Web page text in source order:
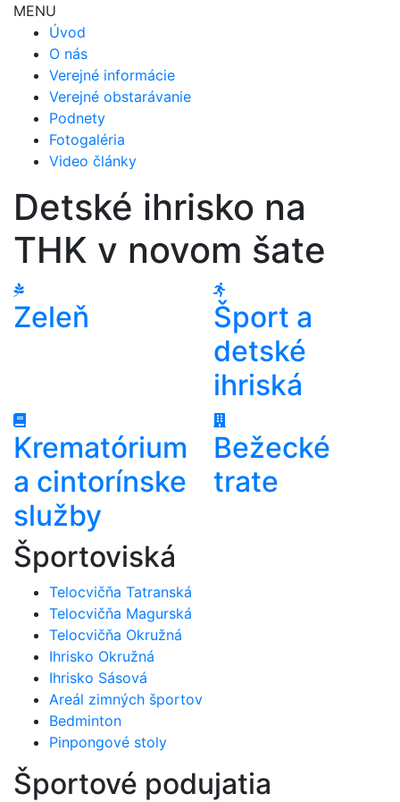
MENU
Úvod
O nás
Verejné informácie
Verejné obstarávanie
Podnety
Fotogaléria
Video články
Detské ihrisko na
THK v novom šate
Zeleň
Šport a
detské
ihriská
Krematórium
a cintorínske
služby
Bežecké
trate
Športoviská
Telocvičňa Tatranská
Telocvičňa Magurská
Telocvičňa Okružná
Ihrisko Okružná
Ihrisko Sásová
Areál zimných športov
Bedminton
Pinpongové stoly
Športové podujatia